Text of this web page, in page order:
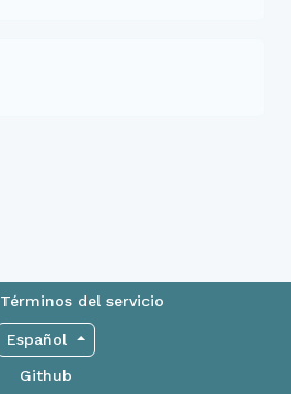
Términos del servicio
Español
Github